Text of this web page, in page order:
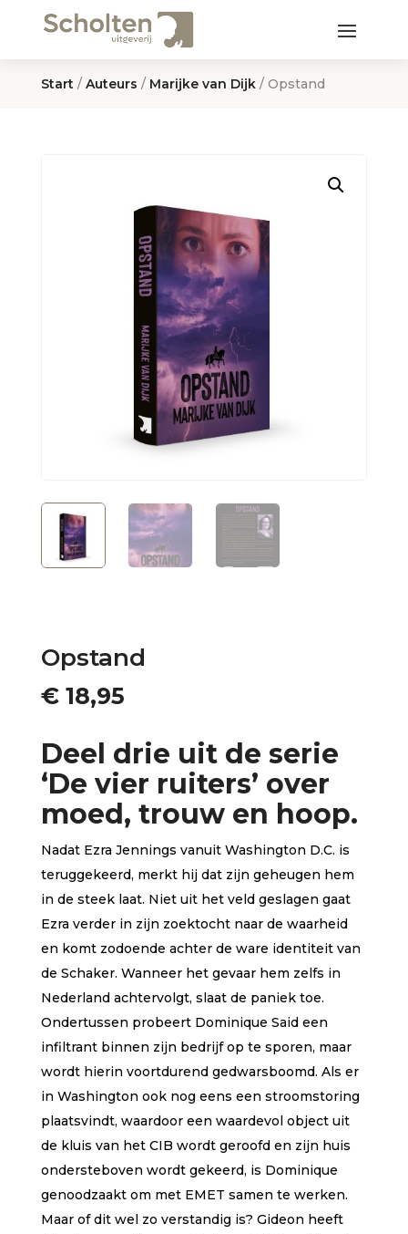
Start / Auteurs / Marijke van Dijk/ Opstand
Opstand
€18,95
Deel drie uit de serie
‘De vier ruiters’ over
moed, trouw en hoop.
Nadat Ezra Jennings vanuit Washington D.C. is
teruggekeerd, merkt hij dat zijn geheugen hem
in de steek laat. Niet uit het veld geslagen gaat
Ezra verder in zijn zoektocht naar de waarheid
en komt zodoende achter de ware identiteit van
de Schaker. Wanneer het gevaar hem zelfs in
Nederland achtervolgt, slaat de paniek toe.
Ondertussen probeert Dominique Said een
infiltrant binnen zijn bedrijf op te sporen, maar
wordt hierin voortdurend gedwarsboomd. Als er
in Washington ook nog eens een stroomstoring
plaatsvindt, waardoor een waardevol object uit
de kluis van het CIB wordt geroofd en zijn huis
ondersteboven wordt gekeerd, is Dominique
genoodzaakt om met EMET samen te werken.
Maar of dit wel zo verstandig is? Gideon heeft